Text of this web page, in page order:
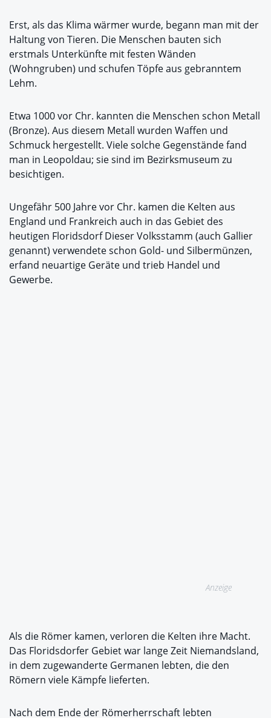
Erst, als das Klima wärmer wurde, begann man mit der
Haltung von Tieren. Die Menschen bauten sich
erstmals Unterkünfte mit festen Wänden
(Wohngruben) und schufen Töpfe aus gebranntem
Lehm.
Etwa 1000 vor Chr. kannten die Menschen schon Metall
(Bronze). Aus diesem Metall wurden Waffen und
Schmuck hergestellt. Viele solche Gegenstände fand
man in Leopoldau; sie sind im Bezirksmuseum zu
besichtigen.
Ungefähr 500 Jahre vor Chr. kamen die Kelten aus
England und Frankreich auch in das Gebiet des
heutigen Floridsdorf Dieser Volksstamm (auch Gallier
genannt) verwendete schon Gold- und Silbermünzen,
erfand neuartige Geräte und trieb Handel und
Gewerbe.
Anzeige
Als die Römer kamen, verloren die Kelten ihre Macht.
Das Floridsdorfer Gebiet war lange Zeit Niemandsland,
in dem zugewanderte Germanen lebten, die den
Römern viele Kämpfe lieferten.
Nach dem Ende der Römerherrschaft lebten